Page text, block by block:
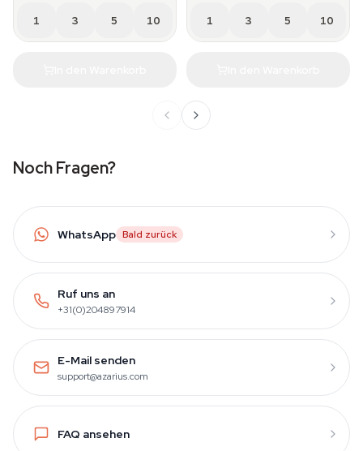
1 3 5 10 1 3 5 10
Noch Fragen?
WhatsApp Bald zurück
Ruf uns an
+31(0)204897914
E-Mail senden
support@azarius.com
FAQ ansehen